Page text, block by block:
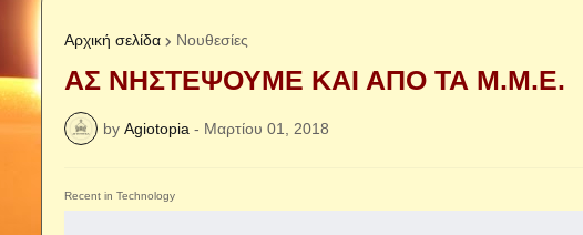
Αρχική σελίδα Νουθεσίες
ΑΣ ΝΗΣΤΕΨΟΥΜΕ ΚΑΙ ΑΠΟ ΤΑ Μ.Μ.Ε.
by Agiotopia - Μαρτίου 01, 2018
Recent in Technology